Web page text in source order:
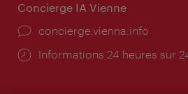
Concierge IA Vienne
Ort:
concierge.vienna.info
Öffnungszeiten:
Informations 24 heures sur